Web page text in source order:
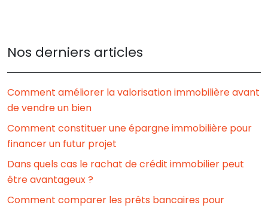
Nos derniers articles
Comment améliorer la valorisation immobilière avant
de vendre un bien
Comment constituer une épargne immobilière pour
financer un futur projet
Dans quels cas le rachat de crédit immobilier peut
être avantageux ?
Comment comparer les prêts bancaires pour